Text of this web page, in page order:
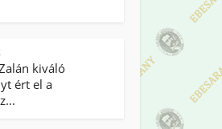
kiváló
ért el a